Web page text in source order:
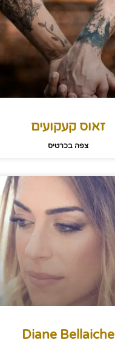
זאוס קעקועים
צפה בכרטיס
Diane Bellaiche